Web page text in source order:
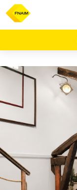
ACHAT
APPARTEMENT
EST
(51)
CHALONS